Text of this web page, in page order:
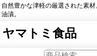
自然豊かな津軽の厳選された素
油漬。
ヤマトミ食品